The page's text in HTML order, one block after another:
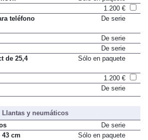
1.200 €
teléfono
De serie
De serie
De serie
de 25,4
Sólo en paquete
1.200 €
De serie
Llantas y neumáticos
De serie
cm
Sólo en paquete